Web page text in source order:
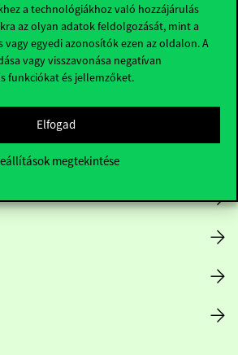
a technológiákhoz való hozzájárulás
az olyan adatok feldolgozását, mint a
vagy egyedi azonosítók ezen az oldalon. A
vagy visszavonása negatívan
funkciókat és jellemzőket.
Elfogad
megtekintése